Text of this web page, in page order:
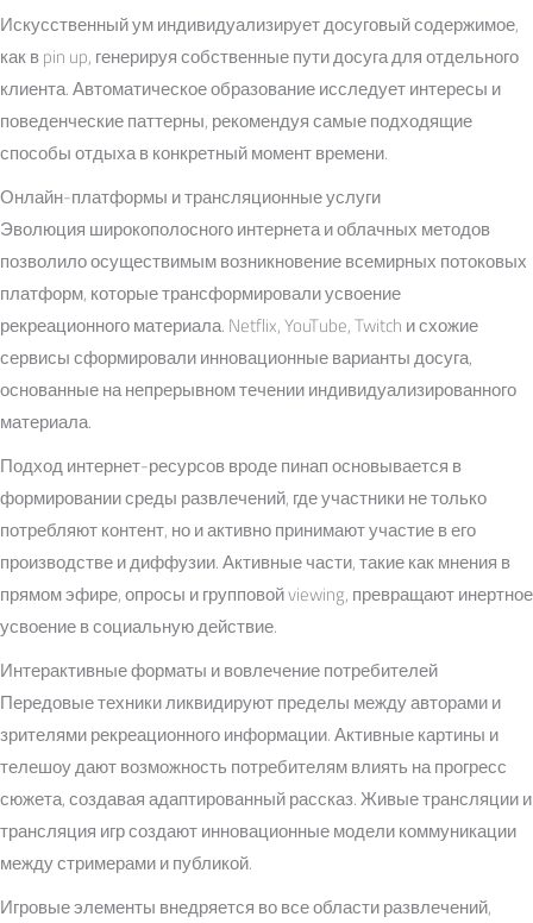
Искусственный ум индивидуализирует досуговый содержимое,
как в pin up, генерируя собственные пути досуга для отдельного
клиента. Автоматическое образование исследует интересы и
поведенческие паттерны, рекомендуя самые подходящие
способы отдыха в конкретный момент времени.
Онлайн-платформы и трансляционные услуги
Эволюция широкополосного интернета и облачных методов
позволило осуществимым возникновение всемирных потоковых
платформ, которые трансформировали усвоение
рекреационного материала. Netflix, YouTube, Twitch и схожие
сервисы сформировали инновационные варианты досуга,
основанные на непрерывном течении индивидуализированного
материала.
Подход интернет-ресурсов вроде пинап основывается в
формировании среды развлечений, где участники не только
потребляют контент, но и активно принимают участие в его
производстве и диффузии. Активные части, такие как мнения в
прямом эфире, опросы и групповой viewing, превращают инертное
усвоение в социальную действие.
Интерактивные форматы и вовлечение потребителей
Передовые техники ликвидируют пределы между авторами и
зрителями рекреационного информации. Активные картины и
телешоу дают возможность потребителям влиять на прогресс
сюжета, создавая адаптированный рассказ. Живые трансляции и
трансляция игр создают инновационные модели коммуникации
между стримерами и публикой.
Игровые элементы внедряется во все области развлечений,